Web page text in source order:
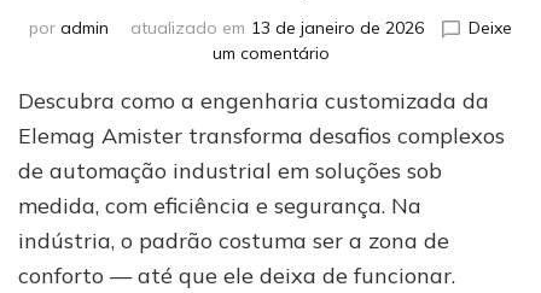
por admin atualizado em 13 de janeiro de 2026
Deixe
um comentárioem
do
catálogo:
poder
da
customizada
da
Descubra como a engenharia customizada da
Elemag Amister transforma desafios complexos
de automação industrial em soluções sob
medida, com eficiência e segurança. Na
indústria, o padrão costuma ser a zona de
conforto — até que ele deixa de funcionar.